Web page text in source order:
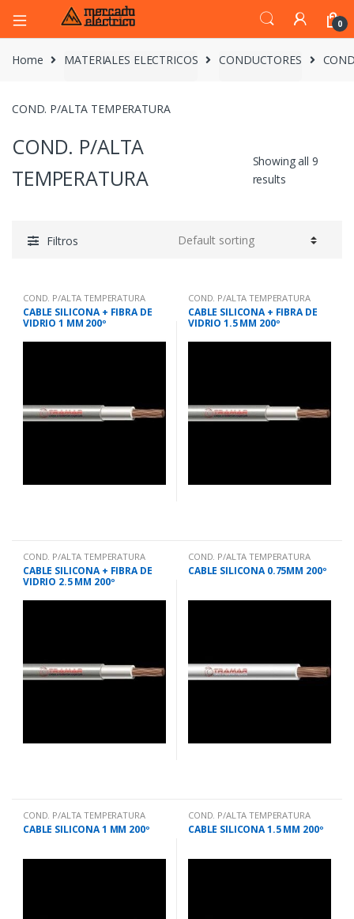
0
Home MATERIALES ELECTRICOS CONDUCTORES
COND. P/ALTA TEMPERATURA
COND. P/ALTA
TEMPERATURA
Showing all 9
results
Filtros
COND. P/ALTA TEMPERATURA
CABLE SILICONA + FIBRA DE
VIDRIO 1 MM 200º
COND. P/ALTA TEMPERATURA
CABLE SILICONA + FIBRA DE
VIDRIO 1.5 MM 200º
COND. P/ALTA TEMPERATURA
CABLE SILICONA + FIBRA DE
VIDRIO 2.5 MM 200º
COND. P/ALTA TEMPERATURA
CABLE SILICONA 0.75MM 200º
COND. P/ALTA TEMPERATURA
CABLE SILICONA 1 MM 200º
COND. P/ALTA TEMPERATURA
CABLE SILICONA 1.5 MM 200º